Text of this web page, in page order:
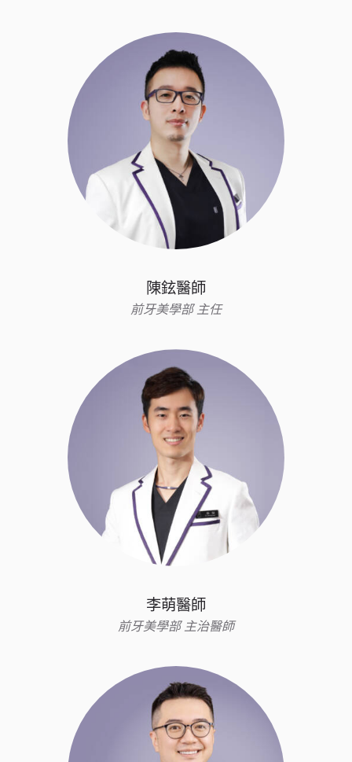
陳鉉醫師
前牙美學部 主任
李萌醫師
前牙美學部 主治醫師